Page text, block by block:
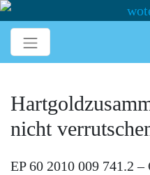
nicht
EP 60 2010 009 741.2